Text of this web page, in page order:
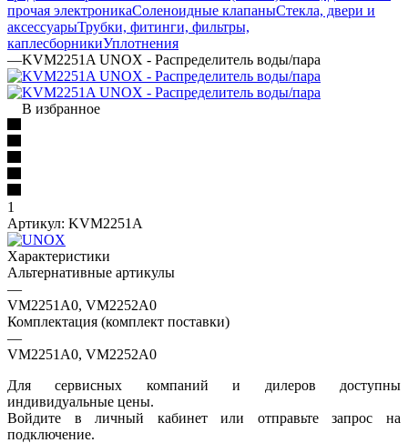
прочая электроникаСоленоидные клапаныСтекла, двери и
аксессуарыТрубки, фитинги, фильтры,
каплесборникиУплотнения
—KVM2251A UNOX - Распределитель воды/пара
В избранное
1
Артикул: KVM2251A
Характеристики
Альтернативные артикулы
—
VM2251A0, VM2252A0
Комплектация (комплект поставки)
—
VM2251A0, VM2252A0
Для сервисных компаний и дилеров доступны
индивидуальные цены.
Войдите в личный кабинет или отправьте запрос на
подключение.